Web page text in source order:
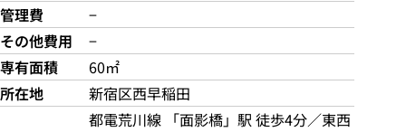
管理費
−
その他費用
−
専有面積
60㎡
所在地
新宿区西早稲田
都電荒川線 「面影橋」駅 徒歩4分／東西